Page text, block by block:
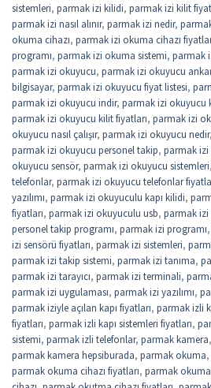
sistemleri, parmak izi kilidi, parmak izi kilit
parmak izi nasıl alınır, parmak izi nedir,
okuma cihazı, parmak izi okuma cihazı
programı, parmak izi okuma sistemi, parmak
parmak izi okuyucu, parmak izi okuyucu
bilgisayar, parmak izi okuyucu fiyat listesi,
parmak izi okuyucu indir, parmak izi okuyucu
parmak izi okuyucu kilit fiyatları, parmak izi
okuyucu nasıl çalışır, parmak izi okuyucu nedir,
parmak izi okuyucu personel takip, parmak izi
okuyucu sensör, parmak izi okuyucu sistemleri,
telefonlar, parmak izi okuyucu telefonlar
yazılımı, parmak izi okuyuculu kapı kilidi,
fiyatları, parmak izi okuyuculu usb, parmak izi
personel takip programı, parmak izi programı,
izi sensörü fiyatları, parmak izi sistemleri,
parmak izi takip sistemi, parmak izi tanıma,
parmak izi tarayıcı, parmak izi terminali,
parmak izi uygulaması, parmak izi yazılımı,
parmak iziyle açılan kapı fiyatları, parmak izli
fiyatları, parmak izli kapı sistemleri fiyatları,
sistemi, parmak izli telefonlar, parmak kamera,
parmak kamera hepsiburada, parmak okuma,
parmak okuma cihazı fiyatları, parmak